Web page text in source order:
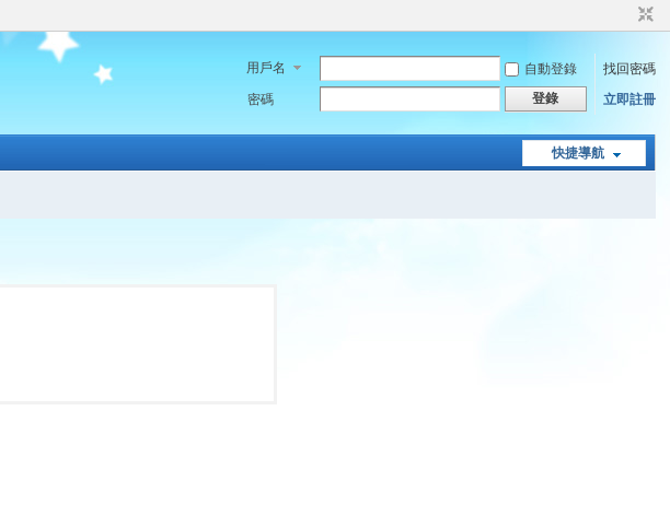
用戶名 自動登錄
找回密碼
密碼
登錄 立即註冊
快捷導航